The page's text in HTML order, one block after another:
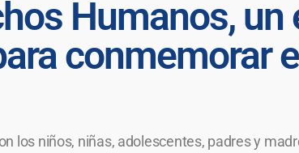
Humanos, un
conmemorar
los niños, niñas, adolescentes, padres y